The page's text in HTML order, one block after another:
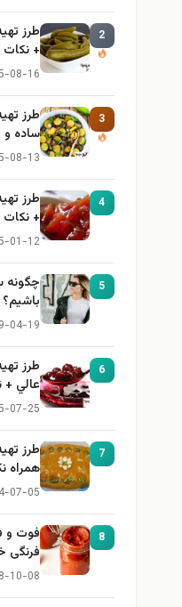
2
+
08-16
3
ساده
08-13
4
طرز
+
01-12
5
چگونه
برای
04-19
6
طرز
عالي
07-25
7
طرز
همراه
07-05
8
فوت و
فرنگی
10-08